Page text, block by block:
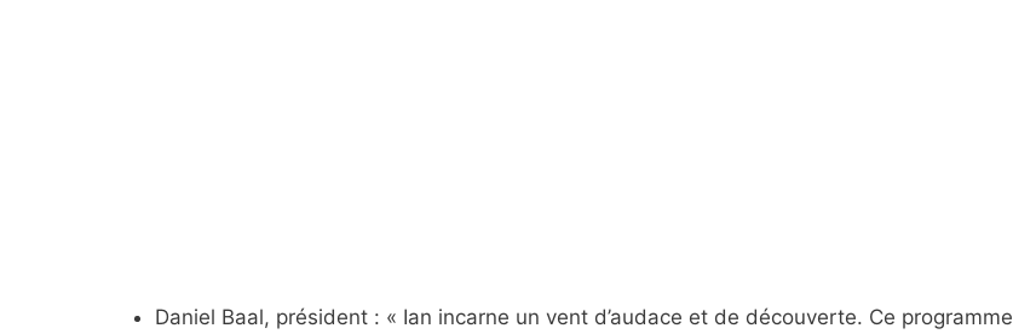
Daniel Baal, président : « Ian incarne un vent d’audace et de découverte. Ce programme